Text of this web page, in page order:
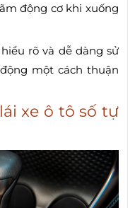
động cơ khi xuống
rõ và dễ dàng sử
một cách thuận
xe ô tô số tự